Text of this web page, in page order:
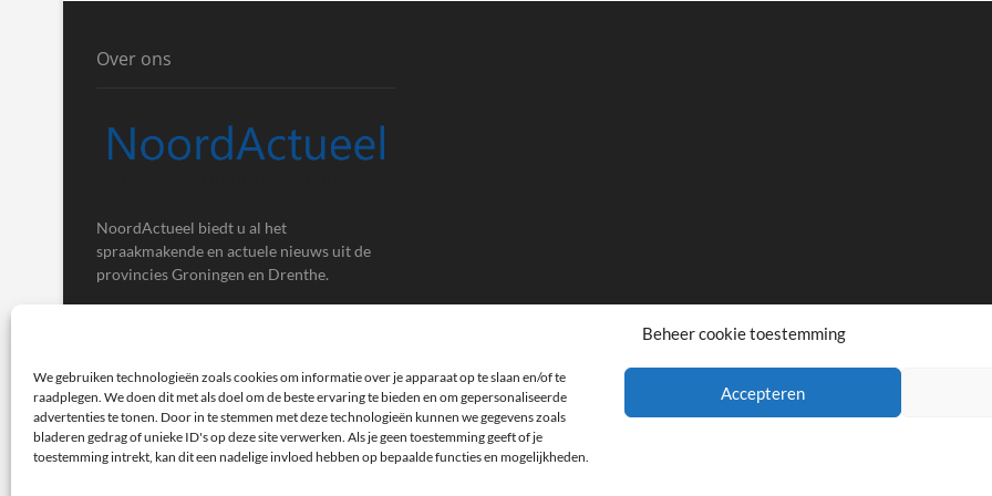
Beheer cookie toestemming
We gebruiken technologieën zoals cookies om informatie over je apparaat op te slaan en/of te
raadplegen. We doen dit met als doel om de beste ervaring te bieden en om gepersonaliseerde
advertenties te tonen. Door in te stemmen met deze technologieën kunnen we gegevens zoals
bladeren gedrag of unieke ID's op deze site verwerken. Als je geen toestemming geeft of je
toestemming intrekt, kan dit een nadelige invloed hebben op bepaalde functies en mogelijkheden.
Accepteren
Over ons
NoordActueel biedt u al het
spraakmakende en actuele nieuws uit de
provincies Groningen en Drenthe.
facebooktwitter instagram
NoordActueel – Het laatste nieuws uit Groningen en Drenthe